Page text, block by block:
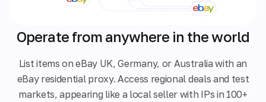
Operate from anywhere in the world
List items on eBay UK, Germany, or Australia with an
eBay residential proxy. Access regional deals and test
markets, appearing like a local seller with IPs in 100+